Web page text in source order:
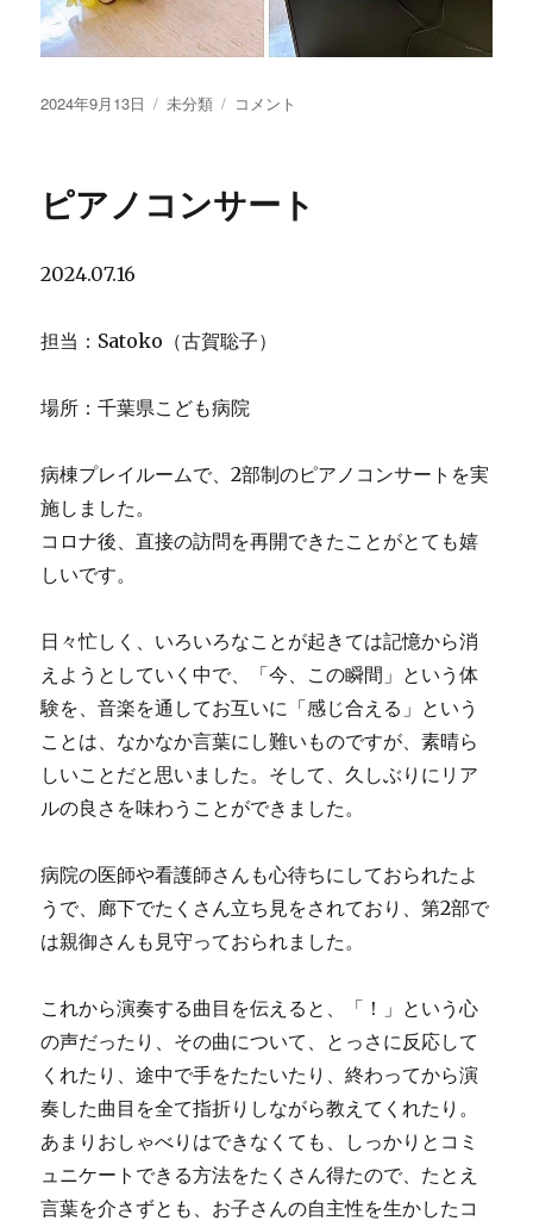
投
2024年9月13日
カ
ー
未分類
Satoko
ノ
ト
に
コメント
ピアノコンサート
2024.07.16
担当：Satoko（古賀聡子）
場所：千葉県こども病院
病棟プレイルームで、2部制のピアノコンサートを実
施しました。
コロナ後、直接の訪問を再開できたことがとても嬉
しいです。
日々忙しく、いろいろなことが起きては記憶から消
えようとしていく中で、「今、この瞬間」という体
験を、音楽を通してお互いに「感じ合える」という
ことは、なかなか言葉にし難いものですが、素晴ら
しいことだと思いました。そして、久しぶりにリア
ルの良さを味わうことができました。
病院の医師や看護師さんも心待ちにしておられたよ
うで、廊下でたくさん立ち見をされており、第2部で
は親御さんも見守っておられました。
これから演奏する曲目を伝えると、「！」という心
の声だったり、その曲について、とっさに反応して
くれたり、途中で手をたたいたり、終わってから演
奏した曲目を全て指折りしながら教えてくれたり。
あまりおしゃべりはできなくても、しっかりとコミ
ュニケートできる方法をたくさん得たので、たとえ
言葉を介さずとも、お子さんの自主性を生かしたコ